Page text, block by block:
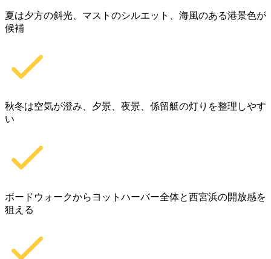
夏は夕方の斜光、マストのシルエット、海風のある港景色が
候補
秋冬は空気が澄み、夕景、夜景、係留艇の灯りを整理しやす
い
ボードウォークからヨットハーバー全体と西宮浜の開放感を
狙える